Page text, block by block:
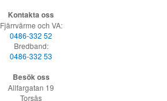
Kontakta oss
Fjärrvärme och VA:
0486-332 52
Bredband:
0486-332 53
Besök oss
Allfargatan 19
Torsås